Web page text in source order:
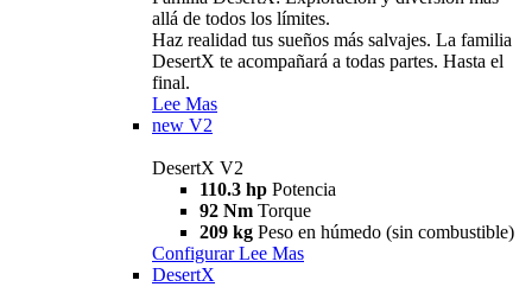
allá de todos los límites.
Haz realidad tus sueños más salvajes. La familia
DesertX te acompañará a todas partes. Hasta el
final.
Lee Mas
new V2
DesertX V2
110.3 hp Potencia
92 Nm Torque
209 kg Peso en húmedo (sin combustible)
Configurar Lee Mas
DesertX